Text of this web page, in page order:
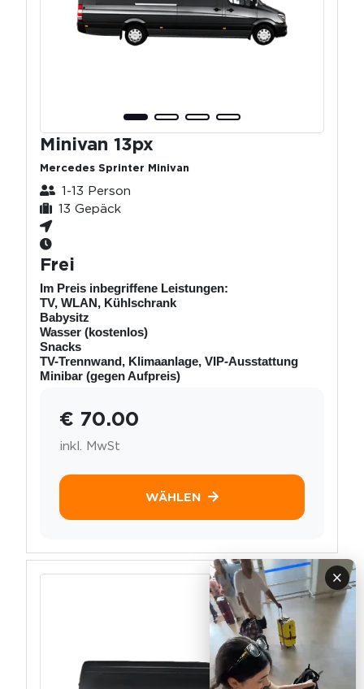
×
Minivan 13px
Mercedes Sprinter Minivan
1-13 Person
13 Gepäck
Frei
Im Preis inbegriffene Leistungen:
TV, WLAN, Kühlschrank
Babysitz
Wasser (kostenlos)
Snacks
TV-Trennwand, Klimaanlage, VIP-Ausstattung
Minibar (gegen Aufpreis)
€ 70.00
inkl. MwSt
WÄHLEN